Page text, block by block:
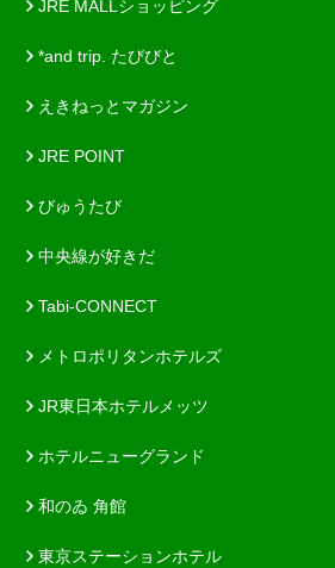
JRE MALLショッピング
*and trip. たびびと
えきねっとマガジン
JRE POINT
びゅうたび
中央線が好きだ
Tabi-CONNECT
メトロポリタンホテルズ
JR東日本ホテルメッツ
ホテルニューグランド
和のゐ 角館
東京ステーションホテル